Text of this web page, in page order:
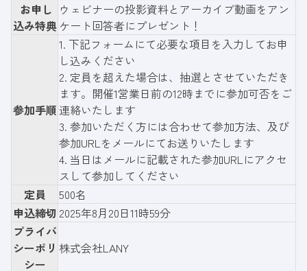
お申し
込み特典
ウェビナーの投影資料とアーカイブ動画をアン
ケート回答者にプレゼント！
参加手順
1. 下記フォーム にて必要な項目を入力してお申
し込みください
2. 定員を超えた場合は、抽選とさせていただき
ます。開催1営業日前の12時までに参加可否をご
連絡いたします
3. 参加いただく方には合わせて参加方法、及び
参加URLをメールにてお送りいたします
4. 当日はメールに記載された参加URLにアクセ
スして参加してください
定員
500名
申込締切 2025年8月20日11時59分
プライバ
シーポリ
シー
株式会社LANY